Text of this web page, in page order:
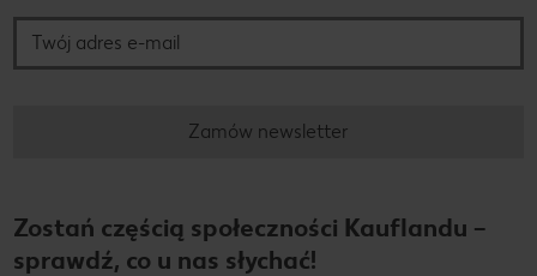
Zamów newsletter
Zostań częścią społeczności Kauflandu –
sprawdź, co u nas słychać!